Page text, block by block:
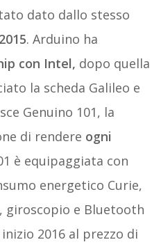
dato dallo stesso
. Arduino ha
con Intel, dopo quella
la scheda Galileo e
Genuino 101, la
di rendere ogni
è equipaggiata con
energetico Curie,
giroscopio e Bluetooth
2016 al prezzo di